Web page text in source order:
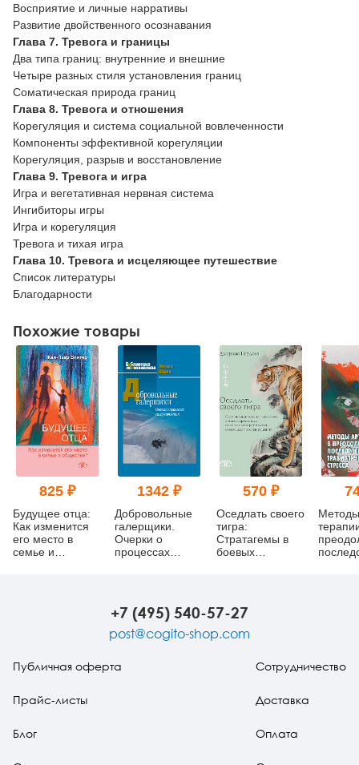
Восприятие и личные нарративы
Развитие двойственного осознавания
Глава 7. Тревога и границы
Два типа границ: внутренние и внешние
Четыре разных стиля установления границ
Соматическая природа границ
Глава 8. Тревога и отношения
Корегуляция и система социальной вовлеченности
Компоненты эффективной корегуляции
Корегуляция, разрыв и восстановление
Глава 9. Тревога и игра
Игра и вегетативная нервная система
Ингибиторы игры
Игра и корегуляция
Тревога и тихая игра
Глава 10. Тревога и исцеляющее путешествие
Список литературы
Благодарности
Похожие товары
825 ₽
Будущее отца:
Как изменится
его место в
семье и
1342 ₽
Добровольные
галерщики.
Очерки о
процессах
570 ₽
Оседлать своего
тигра:
Cтратагемы в
боевых
помощью
простых
решений
+7 (495) 540-57-27
post@cogito-shop.com
Публичная оферта
Прайс-листы
Блог
Сотрудничество
Доставка
Оплата